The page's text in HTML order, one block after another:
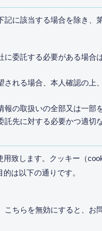
に該当する場合を除き、
委託する必要がある場合
れる場合、本人確認の上
の取扱いの全部又は一
先に対する必要かつ適切
致します。クッキー（
は以下の通りです。
ちらを無効にすると、お